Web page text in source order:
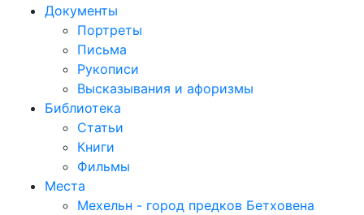
Документы
Портреты
Письма
Рукописи
Высказывания и афоризмы
Библиотека
Статьи
Книги
Фильмы
Места
Мехельн - город предков Бетховена